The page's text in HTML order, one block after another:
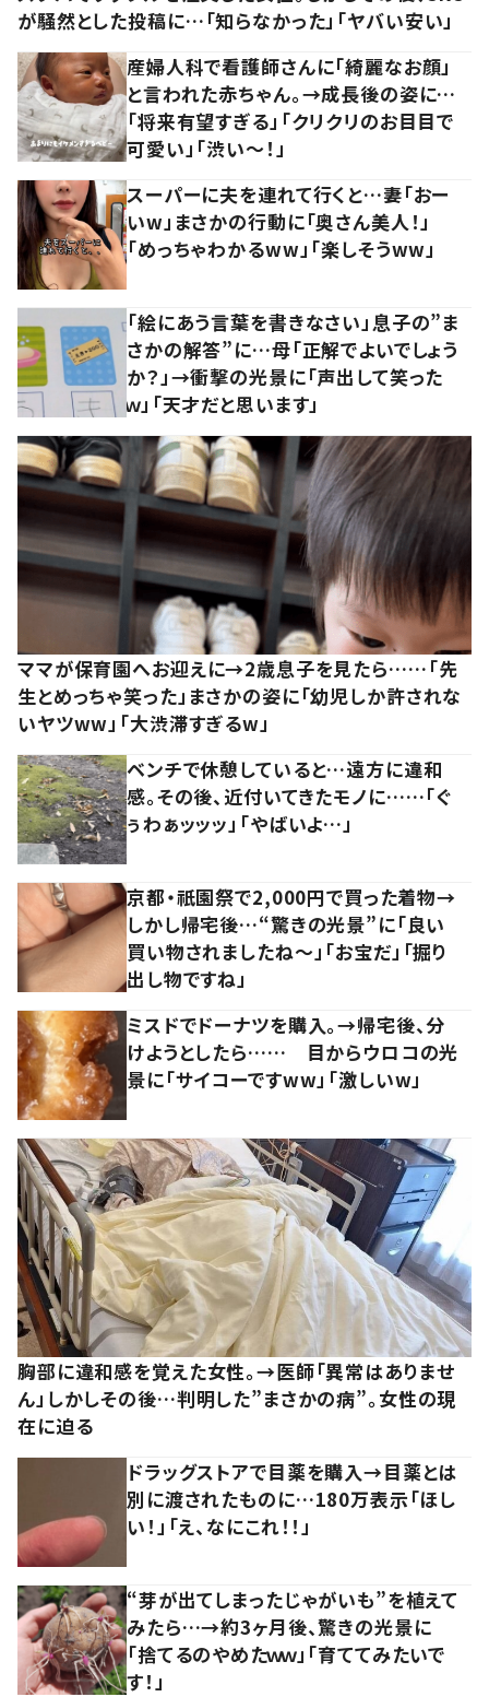
が騒然とした投稿に…「知らなかった」「ヤバい安い」
産婦人科で看護師さんに「綺麗なお顔」
と言われた赤ちゃん。→成長後の姿に…
「将来有望すぎる」「クリクリのお目目で
可愛い」「渋い～！」
スーパーに夫を連れて行くと…妻「おー
いw」まさかの行動に「奥さん美人！」
「めっちゃわかるww」「楽しそうww」
「絵にあう言葉を書きなさい」息子の”ま
さかの解答”に…母「正解でよいでしょう
か？」→衝撃の光景に「声出して笑った
ｗ」「天才だと思います」
ママが保育園へお迎えに→2歳息子を見たら……「先
生とめっちゃ笑った」まさかの姿に「幼児しか許されな
いヤツww」「大渋滞すぎるw」
ベンチで休憩していると…遠方に違和
感。その後、近付いてきたモノに……「ぐ
ぅわぁッッッ」「やばいよ…」
京都・祇園祭で2,000円で買った着物→
しかし帰宅後…“驚きの光景”に「良い
買い物されましたね～」「お宝だ」「掘り
出し物ですね」
ミスドでドーナツを購入。→帰宅後、分
けようとしたら…… 目からウロコの光
景に「サイコーですww」「激しいw」
胸部に違和感を覚えた女性。→医師「異常はありませ
ん」しかしその後…判明した”まさかの病”。女性の現
在に迫る
ドラッグストアで目薬を購入→目薬とは
別に渡されたものに…180万表示「ほし
い！」「え、なにこれ！！」
“芽が出てしまったじゃがいも”を植えて
みたら…→約3ヶ月後、驚きの光景に
「捨てるのやめたｗｗ」「育ててみたいで
す！」